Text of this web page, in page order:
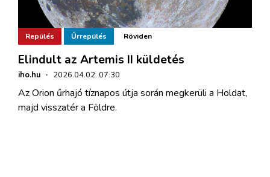
Repülés Űrrepülés Röviden
Elindult az Artemis II küldetés
iho.hu · 2026.04.02. 07:30
Az Orion űrhajó tíznapos útja során megkerüli a Holdat,
majd visszatér a Földre.